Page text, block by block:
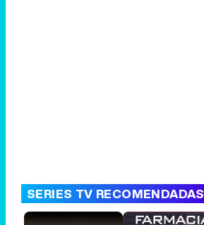
SERIES TV RECOMENDADAS